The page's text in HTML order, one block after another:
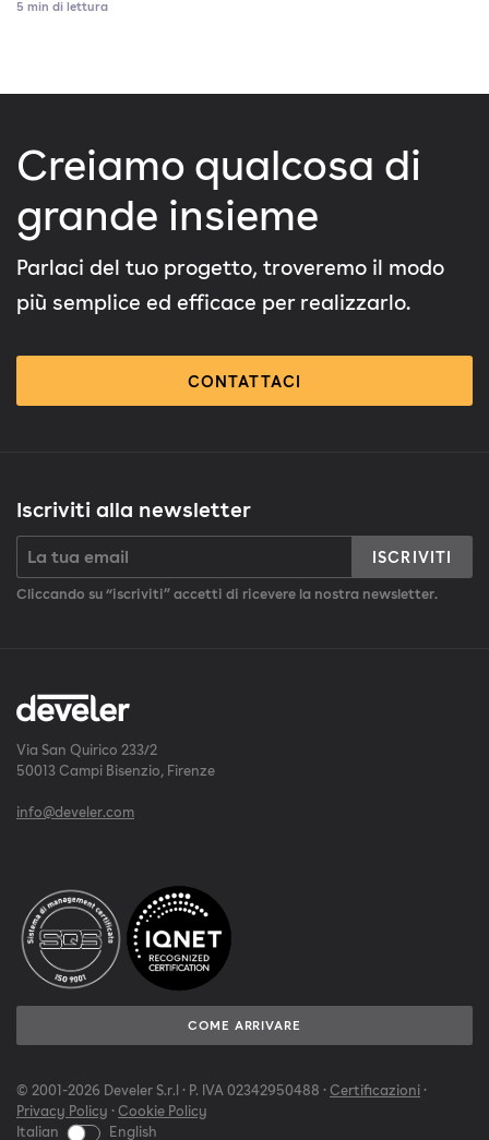
5 min di lettura
Creiamo qualcosa di
grande insieme
Parlaci del tuo progetto, troveremo il modo
più semplice ed efficace per realizzarlo.
CONTATTACI
Iscriviti alla newsletter
ISCRIVITI
Cliccando su “iscriviti” accetti di ricevere la nostra newsletter.
Via San Quirico 233/2
50013 Campi Bisenzio, Firenze
info@develer.com
COME ARRIVARE
© 2001-2026 Develer S.r.l · P. IVA 02342950488 · Certificazioni ·
Privacy Policy · Cookie Policy
Italian
English